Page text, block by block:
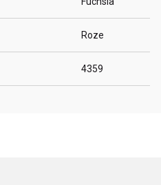
Roze
4359